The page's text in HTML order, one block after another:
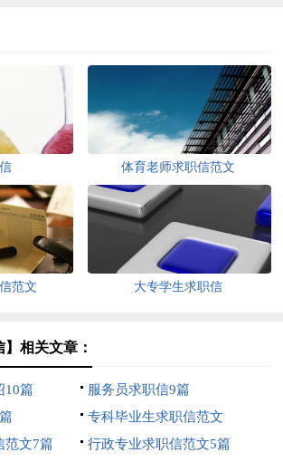
体育老师求职信范文
范文 大专学生求职信
】相关文章：
10篇
服务员求职信9篇
专科毕业生求职信范文
范文7篇
行政专业求职信范文5篇